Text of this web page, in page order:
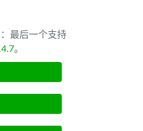
最后一个支持
。